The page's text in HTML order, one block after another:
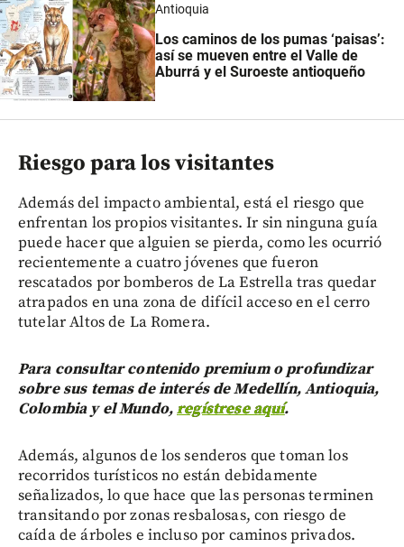
Antioquia
Los caminos de los pumas ‘paisas’:
así se mueven entre el Valle de
Aburrá y el Suroeste antioqueño
Riesgo para los visitantes
Además del impacto ambiental, está el riesgo que
enfrentan los propios visitantes. Ir sin ninguna guía
puede hacer que alguien se pierda, como les ocurrió
recientemente a cuatro jóvenes que fueron
rescatados por bomberos de La Estrella tras quedar
atrapados en una zona de difícil acceso en el cerro
tutelar Altos de La Romera.
Para consultar contenido premium o profundizar
sobre sus temas de interés de Medellín, Antioquia,
Colombia y el Mundo,regístrese aquí.
Además, algunos de los senderos que toman los
recorridos turísticos no están debidamente
señalizados, lo que hace que las personas terminen
transitando por zonas resbalosas, con riesgo de
caída de árboles e incluso por caminos privados.